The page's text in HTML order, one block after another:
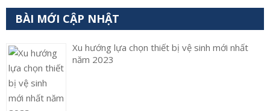
BÀI MỚI CẬP NHẬT
Xu hướng lựa chọn thiết bị vệ sinh mới nhất
năm 2023